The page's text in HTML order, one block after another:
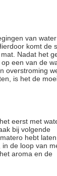
van
komt de
Nadat het
een van de
overstroming
is het de
eerst met
bij volgende
hebt
de loop van
aroma en de